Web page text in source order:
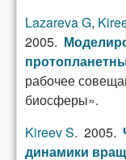
Lazareva G,
2005.
рабочее
биосферы».
Kireev S. 2005.
динамики